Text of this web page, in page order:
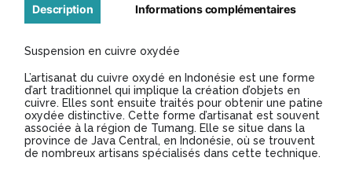
oxydée
Description Informations complémentaires
Suspension en cuivre oxydée
L’artisanat du cuivre oxydé en Indonésie est une forme
d’art traditionnel qui implique la création d’objets en
cuivre. Elles sont ensuite traités pour obtenir une patine
oxydée distinctive. Cette forme d’artisanat est souvent
associée à la région de Tumang. Elle se situe dans la
province de Java Central, en Indonésie, où se trouvent
de nombreux artisans spécialisés dans cette technique.